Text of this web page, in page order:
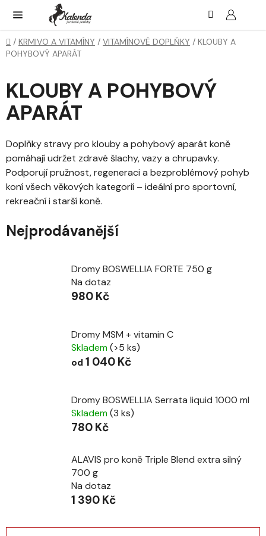
obsah
Domů
/ KRMIVO A VITAMÍNY / VITAMÍNOVÉ DOPLŇKY / KLOUBY A
POHYBOVÝ APARÁT
KLOUBY A POHYBOVÝ
APARÁT
Doplňky stravy pro klouby a pohybový aparát koně
pomáhají udržet zdravé šlachy, vazy a chrupavky.
Podporují pružnost, regeneraci a bezproblémový pohyb
koní všech věkových kategorií – ideální pro sportovní,
rekreační i starší koně.
Nejprodávanější
Dromy BOSWELLIA FORTE 750 g
Na dotaz
980 Kč
Dromy MSM + vitamin C
Skladem(>5 ks)
od 1 040 Kč
Dromy BOSWELLIA Serrata liquid 1000 ml
Skladem(3 ks)
780 Kč
ALAVIS pro koně Triple Blend extra silný
700 g
Na dotaz
1 390 Kč